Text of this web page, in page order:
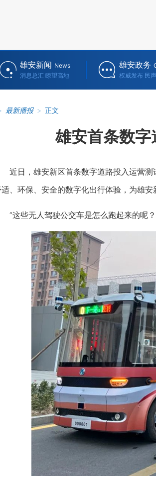
雄安新闻 News
消息总汇 瞭望高地
雄安政务
权威发布 民
最新播报 > 正文
雄安首条数
日，雄安新区首条数字道路投入运营测
、环保、安全的数字化出行体验，为雄安
这些无人驾驶公交车是怎么跑起来的呢？